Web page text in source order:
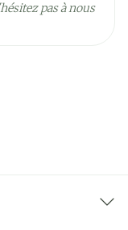
pas à nous